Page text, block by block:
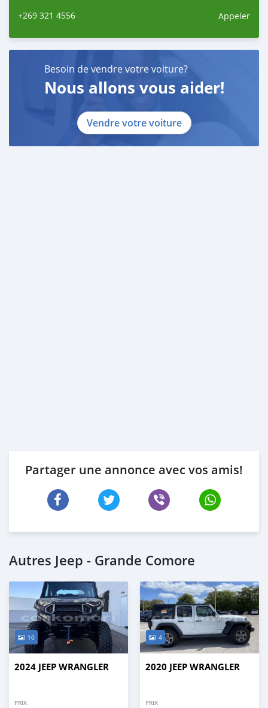
+269 321 4556 Appeler
Besoin de vendre votre voiture?
Nous allons vous aider!
Vendre votre voiture
Partager une annonce avec vos amis!
Autres Jeep - Grande Comore
10
2024 JEEP WRANGLER
PRIX
4
2020 JEEP WRANGLER
PRIX